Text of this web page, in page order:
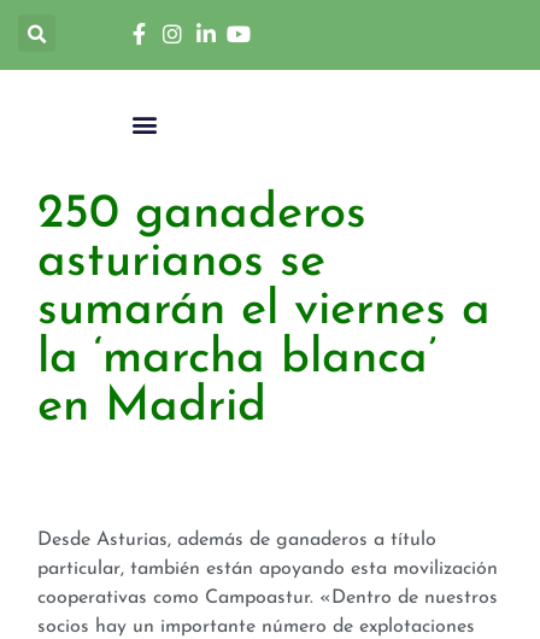
250 ganaderos
asturianos se
sumarán el viernes a
la ‘marcha blanca’
en Madrid
Desde Asturias, además de ganaderos a título
particular, también están apoyando esta movilización
cooperativas como Campoastur. «Dentro de nuestros
socios hay un importante número de explotaciones